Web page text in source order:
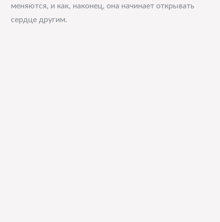
меняются, и как, наконец, она начинает открывать
сердце другим.